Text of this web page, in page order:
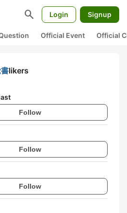
search Login Signup
Official Event Official
likers
Follow
Follow
Follow